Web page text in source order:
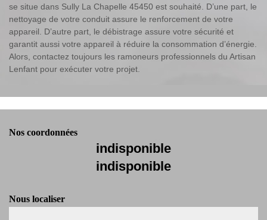
se situe dans Sully La Chapelle 45450 est souhaité. D’une part, le
nettoyage de votre conduit assure le renforcement de votre
appareil. D’autre part, le débistrage assure votre sécurité et
garantit aussi votre appareil à réduire la consommation d’énergie.
Alors, contactez toujours les ramoneurs professionnels du Artisan
Lenfant pour exécuter votre projet.
Nos coordonnées
indisponible
indisponible
Nous localiser